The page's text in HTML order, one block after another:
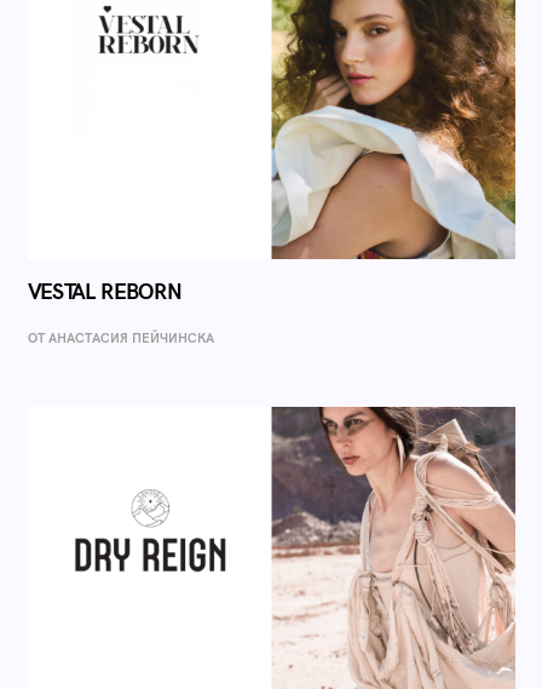
VESTAL REBORN
ОТ AНАСТАСИЯ ПЕЙЧИНСКА